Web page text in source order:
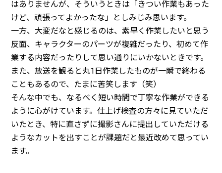
はありませんが、そういうときは「きつい作業もあった
けど、頑張ってよかったな」としみじみ思います。
一方、大変だなと感じるのは、素早く作業したいと思う
反面、キャラクターのパーツが複雑だったり、初めて作
業する内容だったりして思い通りにいかないときです。
また、放送を観ると丸1日作業したものが一瞬で終わる
こともあるので、たまに苦笑します（笑）
そんな中でも、なるべく短い時間で丁寧な作業ができる
ように心がけています。仕上げ検査の方々に見ていただ
いたとき、特に直さずに撮影さんに提出していただける
ようなカットを出すことが課題だと最近改めて思ってい
ます。